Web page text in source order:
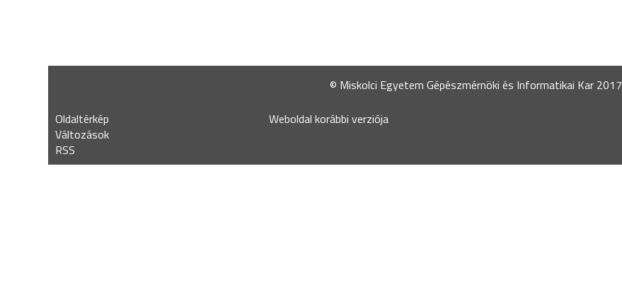
© Miskolci Egyetem Gépészmérnöki és Informatikai Kar 2017
Oldaltérkép
Változások
RSS
Weboldal korábbi verziója